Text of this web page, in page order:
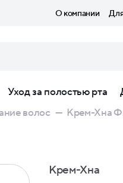
О компании
Уход за полостью рта
волос — Крем-Хна
Крем-Хна